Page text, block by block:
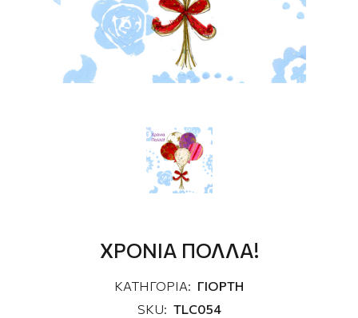
ΧΡΟΝΙΑ ΠΟΛΛΑ!
ΚΑΤΗΓΟΡΙΑ: ΓΙΟΡΤΗ
SKU: TLC054